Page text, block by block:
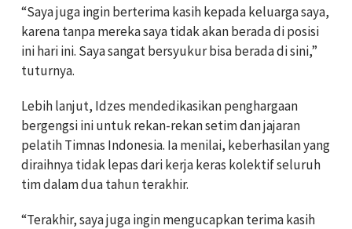
“Saya juga ingin berterima kasih kepada keluarga saya,
karena tanpa mereka saya tidak akan berada di posisi
ini hari ini. Saya sangat bersyukur bisa berada di sini,”
tuturnya.
Lebih lanjut, Idzes mendedikasikan penghargaan
bergengsi ini untuk rekan-rekan setim dan jajaran
pelatih Timnas Indonesia. Ia menilai, keberhasilan yang
diraihnya tidak lepas dari kerja keras kolektif seluruh
tim dalam dua tahun terakhir.
“Terakhir, saya juga ingin mengucapkan terima kasih